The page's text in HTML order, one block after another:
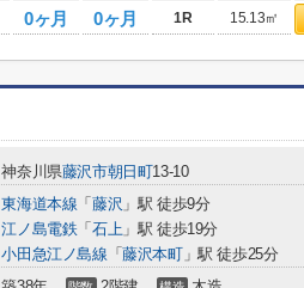
0ヶ月 0ヶ月 1R 15.13㎡
神奈川県藤沢市朝日町13-10
東海道本線 「 藤沢 」駅 徒歩9分
江ノ島電鉄「 石上」駅 徒歩19分
小田急江ノ島線 「藤沢本町」駅 徒歩25分